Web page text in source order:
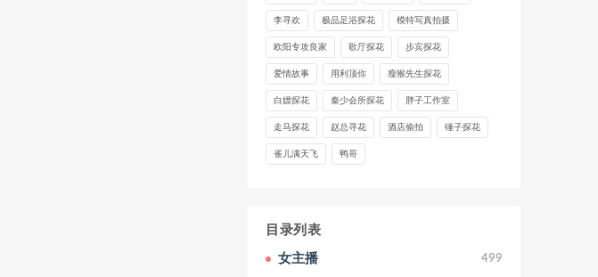
李寻欢 极品足浴探花 模特写真拍摄
欧阳专攻良家 歌厅探花 步宾探花
爱情故事 用利顶你 瘦猴先生探花
白嫖探花 秦少会所探花 胖子工作室
走马探花 赵总寻花 酒店偷拍 锤子探花
雀儿满天飞 鸭哥
目录列表
女主播 499